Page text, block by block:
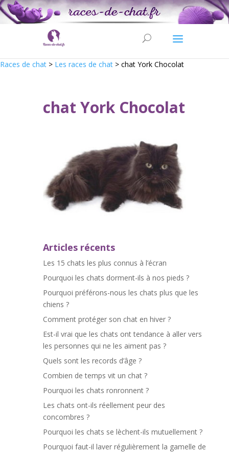
Races de chat > Les races de chat > chat York Chocolat
chat York Chocolat
Articles récents
Les 15 chats les plus connus à l’écran
Pourquoi les chats dorment-ils à nos pieds ?
Pourquoi préférons-nous les chats plus que les
chiens ?
Comment protéger son chat en hiver ?
Est-il vrai que les chats ont tendance à aller vers
les personnes qui ne les aiment pas ?
Quels sont les records d’âge ?
Combien de temps vit un chat ?
Pourquoi les chats ronronnent ?
Les chats ont-ils réellement peur des
concombres ?
Pourquoi les chats se lèchent-ils mutuellement ?
Pourquoi faut-il laver régulièrement la gamelle de